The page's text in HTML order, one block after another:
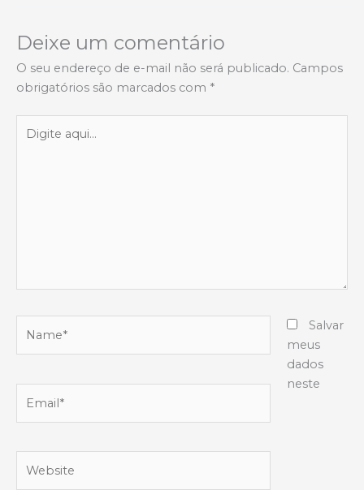
Deixe um comentário
O seu endereço de e-mail não será publicado. Campos
obrigatórios são marcados com *
aqui...
Salvar
meus
dados
neste